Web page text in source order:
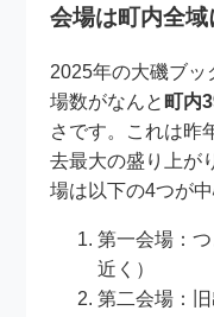
会場は町内全域
2025年の大磯ブッ
場数がなんと 町内
さです。これは昨
去最大の盛り上が
場は以下の4つが中
第一会場：
近く）
第二会場：